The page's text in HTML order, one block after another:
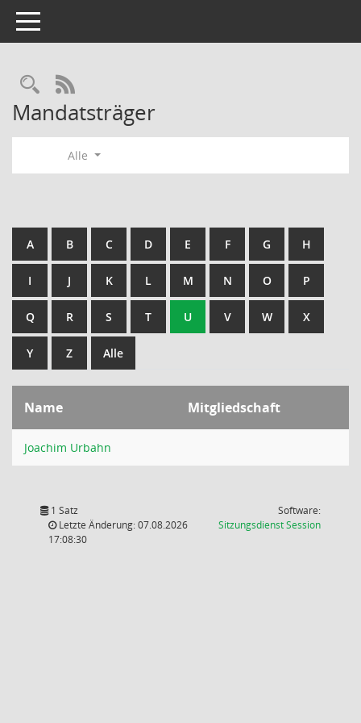
Toggle navigation
Rechercheauswahl
RSS-Feed
Mandatsträger
Alle
A B C D E F G H
I J K L M N O P
Q R S T U V W X
Y Z Alle
Name Mitgliedschaft
Joachim Urbahn
1 Satz
Letzte Änderung: 07.08.2026
17:08:30
Software:
SitzungsdienstSession(Wird in